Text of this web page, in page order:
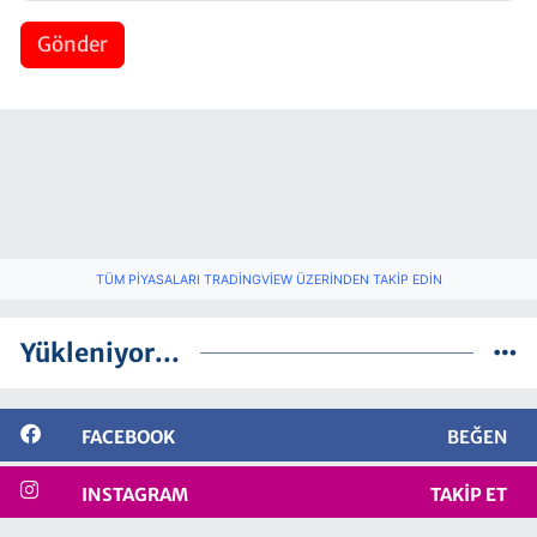
Gönder
TÜM PIYASALARI TRADINGVIEW ÜZERINDEN TAKIP EDIN
Yükleniyor...
FACEBOOK BEĞEN
INSTAGRAM TAKIP ET